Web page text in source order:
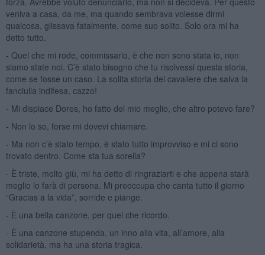
veniva a casa, da me, ma quando sembrava volesse dirmi
qualcosa, glissava fatalmente, come suo solito. Solo ora mi ha
detto tutto.
- Quel che mi rode, commissario, è che non sono stata io, non
siamo state noi. C’è stato bisogno che tu risolvessi questa storia,
come se fosse un caso. La solita storia del cavaliere che salva la
fanciulla indifesa, cazzo!
- Mi dispiace Dores, ho fatto del mio meglio, che altro potevo fare?
- Non lo so, forse mi dovevi chiamare.
- Ma non c’è stato tempo, è stato tutto improvviso e mi ci sono
trovato dentro. Come sta tua sorella?
- È triste, molto giù, mi ha detto di ringraziarti e che appena starà
meglio lo farà di persona. Mi preoccupa che canta tutto il giorno
“Gracias a la vida”, sorride e piange.
- È una bella canzone, per quel che ricordo.
- È una canzone stupenda, un inno alla vita, all’amore, alla
solidarietà, ma ha una storia tragica.